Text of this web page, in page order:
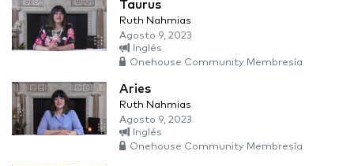
Taurus
Ruth Nahmias
Agosto 9, 2023
Inglés
Onehouse Community Membresía
Aries
Ruth Nahmias
Agosto 9, 2023
Inglés
Onehouse Community Membresía